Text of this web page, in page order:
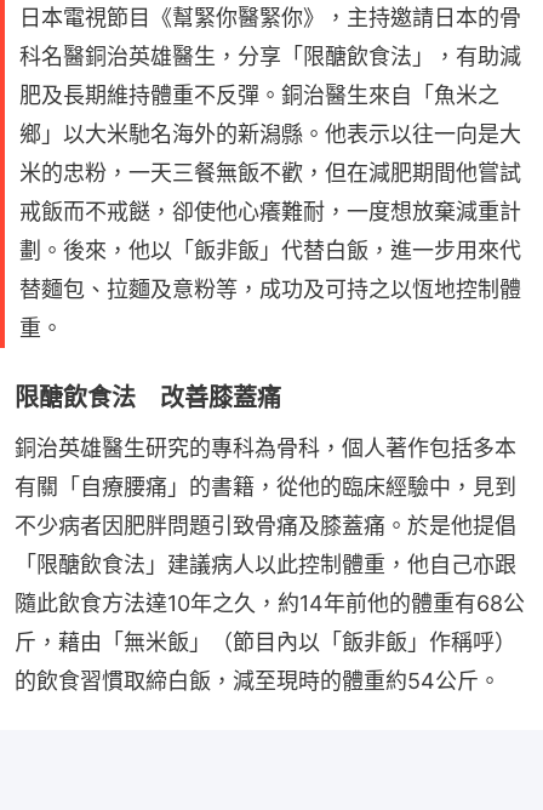
日本電視節目《幫緊你醫緊你》，主持邀請日本的骨
科名醫銅治英雄醫生，分享「限醣飲食法」，有助減
肥及長期維持體重不反彈。銅治醫生來自「魚米之
鄉」以大米馳名海外的新潟縣。他表示以往一向是大
米的忠粉，一天三餐無飯不歡，但在減肥期間他嘗試
戒飯而不戒餸，卻使他心癢難耐，一度想放棄減重計
劃。後來，他以「飯非飯」代替白飯，進一步用來代
替麵包、拉麵及意粉等，成功及可持之以恆地控制體
重。
限醣飲食法 改善膝蓋痛
銅治英雄醫生研究的專科為骨科，個人著作包括多本
有關「自療腰痛」的書籍，從他的臨床經驗中，見到
不少病者因肥胖問題引致骨痛及膝蓋痛。於是他提倡
「限醣飲食法」建議病人以此控制體重，他自己亦跟
隨此飲食方法達10年之久，約14年前他的體重有68公
斤，藉由「無米飯」（節目內以「飯非飯」作稱呼）
的飲食習慣取締白飯，減至現時的體重約54公斤。